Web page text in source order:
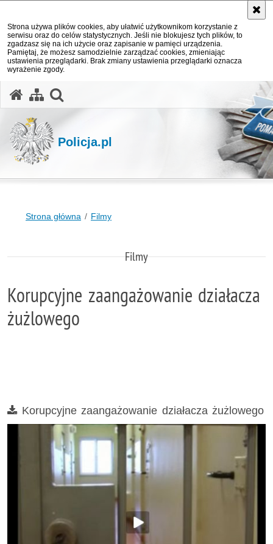
Strona używa plików cookies, aby ułatwić użytkownikom korzystanie z
serwisu oraz do celów statystycznych. Jeśli nie blokujesz tych plików, to
zgadzasz się na ich użycie oraz zapisanie w pamięci urządzenia.
Pamiętaj, że możesz samodzielnie zarządzać cookies, zmieniając
ustawienia przeglądarki. Brak zmiany ustawienia przeglądarki oznacza
wyrażenie zgody.
Policja.pl
Strona główna Filmy
Filmy
Korupcyjne zaangażowanie działacza
żużlowego
Film
Korupcyjne zaangażowanie działacza żużlowego